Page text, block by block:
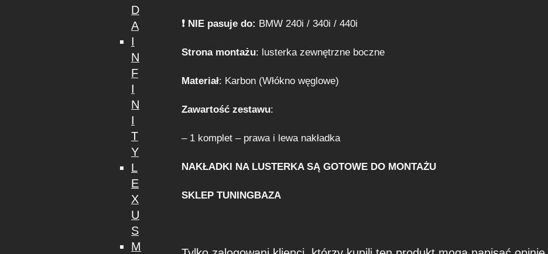
D
A
I
N
F
I
N
I
T
Y
L
E
X
U
S
M
❗️ NIE pasuje do: BMW 240i / 340i / 440i
Strona montażu: lusterka zewnętrzne boczne
Materiał: Karbon (Włókno węglowe)
Zawartość zestawu:
– 1 komplet – prawa i lewa nakładka
NAKŁADKI NA LUSTERKA SĄ GOTOWE DO MONTAŻU
SKLEP TUNINGBAZA